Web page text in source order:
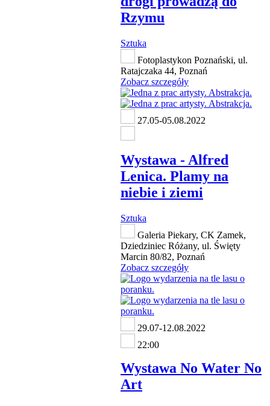
Rzymu
Sztuka
Fotoplastykon Poznański, ul.
Ratajczaka 44, Poznań
Zobacz szczegóły
27.05-05.08.2022
Wystawa - Alfred
Lenica. Plamy na
niebie i ziemi
Sztuka
Galeria Piekary, CK Zamek,
Dziedziniec Różany, ul. Święty
Marcin 80/82, Poznań
Zobacz szczegóły
29.07-12.08.2022
22:00
Wystawa No Water No
Art